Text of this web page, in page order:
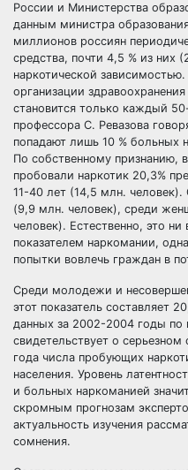
России и Министерства
данным министра
миллионов россиян
средства, почти 4,5 % из них
наркотической
организации
становится только каждый
профессора С. Ревазова
попадают лишь 10 % больных
По собственному признанию,
пробовали наркотик 20,3%
11-40 лет (14,5 млн.
(9,9 млн. человек), среди
человек). Естественно, это
показателем наркомании,
попытки вовлечь граждан в
Среди молодежи и
этот показатель составляет
данных за 2002-2004 годы по
свидетельствует о
года числа пробующих
населения. Уровень
и больных наркоманией
скромным прогнозам
актуальность изучения
сомнения.